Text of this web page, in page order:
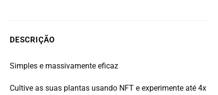
DESCRIÇÃO
Simples e massivamente eficaz
Cultive as suas plantas usando NFT e experimente até 4x